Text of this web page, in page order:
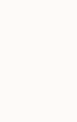
par un profil
Longtemps
étroitement lié
tout ce qu’il
cette variété
de cafés rares.